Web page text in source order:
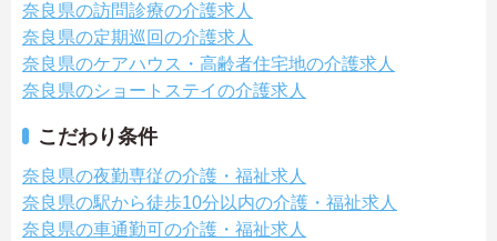
奈良県の訪問診療の介護求人
奈良県の定期巡回の介護求人
奈良県のケアハウス・高齢者住宅地の介護求人
奈良県のショートステイの介護求人
こだわり条件
奈良県の夜勤専従の介護・福祉求人
奈良県の駅から徒歩10分以内の介護・福祉求人
奈良県の車通勤可の介護・福祉求人